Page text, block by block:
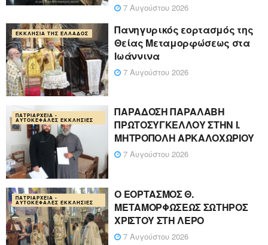
7 Αυγούστου 2026
ΕΚΚΛΗΣΊΑ ΤΗΣ ΕΛΛΆΔΟΣ
Πανηγυρικός εορτασμός της
Θείας Μεταμορφώσεως στα
Ιωάννινα
7 Αυγούστου 2026
ΠΑΤΡΙΑΡΧΕΊΑ -
ΑΥΤΟΚΈΦΑΛΕΣ ΕΚΚΛΗΣΊΕΣ
ΠΑΡΑΔΟΣΗ ΠΑΡΑΛΑΒΗ
ΠΡΩΤΟΣΥΓΚΕΛΛΟΥ ΣΤΗΝ Ι.
ΜΗΤΡΟΠΟΛΗ ΑΡΚΑΛΟΧΩΡΙΟΥ
7 Αυγούστου 2026
ΠΑΤΡΙΑΡΧΕΊΑ -
ΑΥΤΟΚΈΦΑΛΕΣ ΕΚΚΛΗΣΊΕΣ
Ο ΕΟΡΤΑΣΜΟΣ Θ.
ΜΕΤΑΜΟΡΦΩΣΕΩΣ ΣΩΤΗΡΟΣ
ΧΡΙΣΤΟΥ ΣΤΗ ΛΕΡΟ
7 Αυγούστου 2026